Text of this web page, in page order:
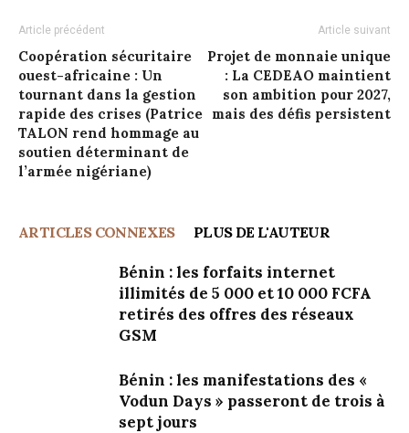
Article précédent
Coopération sécuritaire
ouest-africaine : Un
tournant dans la gestion
rapide des crises (Patrice
TALON rend hommage au
soutien déterminant de
l’armée nigériane)
Article suivant
Projet de monnaie unique
: La CEDEAO maintient
son ambition pour 2027,
mais des défis persistent
ARTICLES CONNEXES PLUS DE L'AUTEUR
Bénin : les forfaits internet
illimités de 5 000 et 10 000 FCFA
retirés des offres des réseaux
GSM
Bénin : les manifestations des «
Vodun Days » passeront de trois à
sept jours